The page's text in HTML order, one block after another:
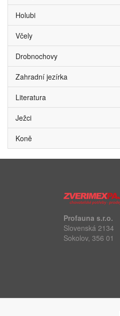
Holubi
Včely
Drobnochovy
Zahradní jezírka
Literatura
Ježci
Koně
Profauna s.r.o.
Slovenská 2134
Sokolov, 356 01